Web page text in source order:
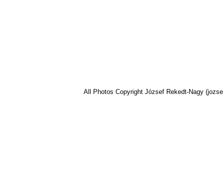
All Photos Copyright József Rekedt-Nagy